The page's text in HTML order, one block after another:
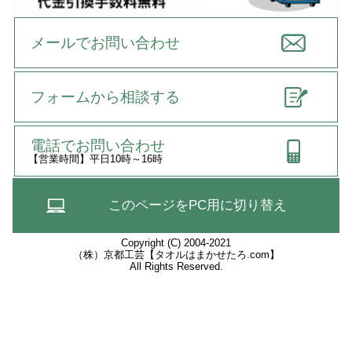
メールでお問い合わせ
フォームから相談する
電話でお問い合わせ
【営業時間】平日10時～16時
このページをPC用に切り替え
Copyright (C) 2004-2021
（株）京都工芸【タオルはまかせたろ.com】
All Rights Reserved.